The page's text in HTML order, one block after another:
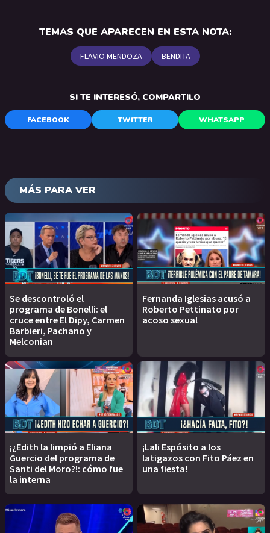
TEMAS QUE APARECEN EN ESTA NOTA:
FLAVIO MENDOZA BENDITA
SI TE INTERESÓ, COMPARTILO
FACEBOOK TWITTER WHATSAPP
MÁS PARA VER
Se descontroló el
programa de Bonelli: el
cruce entre El Dipy, Carmen
Barbieri, Pachano y
Melconian
Fernanda Iglesias acusó a
Roberto Pettinato por
acoso sexual
¡¿Edith la limpió a Eliana
Guercio del programa de
Santi del Moro?!: cómo fue
la interna
¡Lali Espósito a los
latigazos con Fito Páez en
una fiesta!